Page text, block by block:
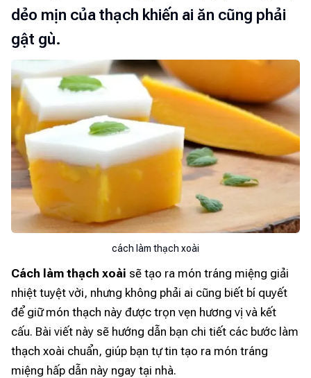
dẻo mịn của thạch khiến ai ăn cũng phải
gật gù.
cách làm thạch xoài
Cách làm thạch xoài sẽ tạo ra món tráng miệng giải
nhiệt tuyệt vời, nhưng không phải ai cũng biết bí quyết
để giữ món thạch này được trọn vẹn hương vị và kết
cấu. Bài viết này sẽ hướng dẫn bạn chi tiết các bước làm
thạch xoài chuẩn, giúp bạn tự tin tạo ra món tráng
miệng hấp dẫn này ngay tại nhà.